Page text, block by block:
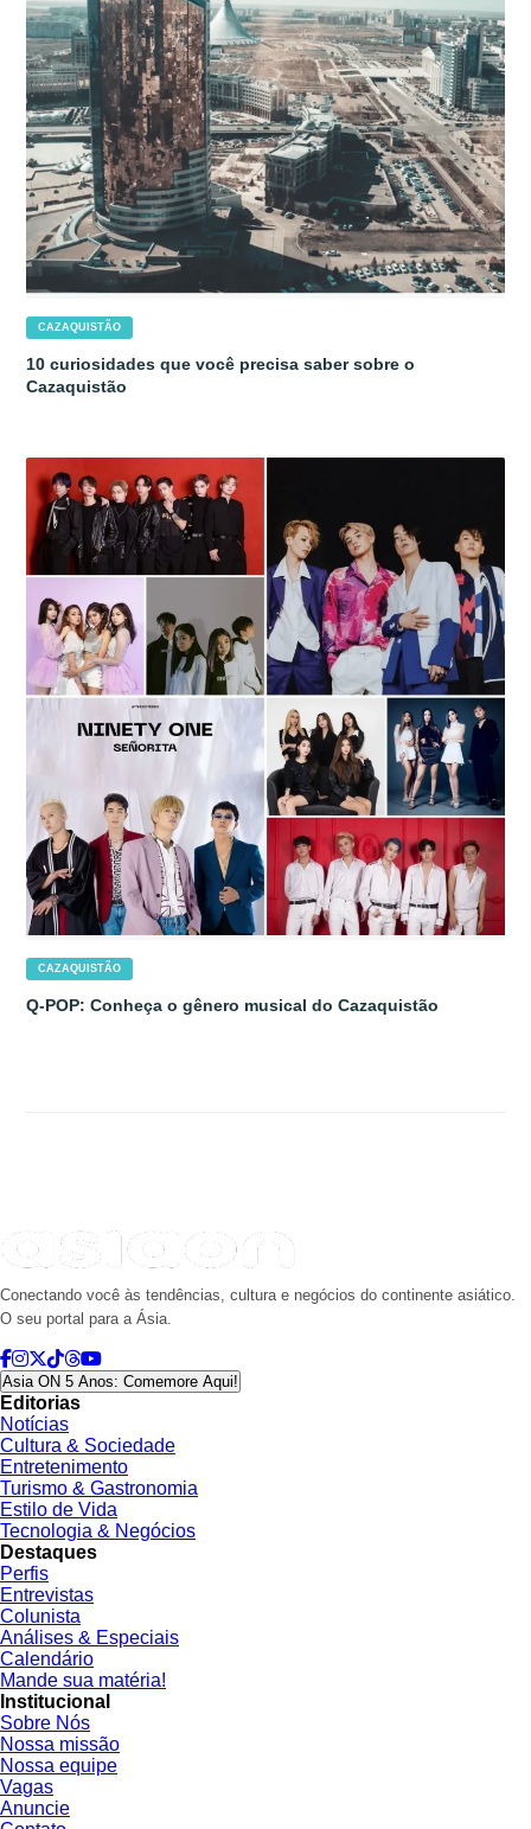
CAZAQUISTÃO
10 curiosidades que você precisa saber sobre o
Cazaquistão
CAZAQUISTÃO
Q-POP: Conheça o gênero musical do Cazaquistão
Conectando você às tendências, cultura e negócios do continente asiático.
O seu portal para a Ásia.
Asia ON 5 Anos: Comemore Aqui!
Editorias
Notícias
Cultura & Sociedade
Entretenimento
Turismo & Gastronomia
Estilo de Vida
Tecnologia & Negócios
Destaques
Perfis
Entrevistas
Colunista
Análises & Especiais
Calendário
Mande sua matéria!
Institucional
Sobre Nós
Nossa missão
Nossa equipe
Vagas
Anuncie